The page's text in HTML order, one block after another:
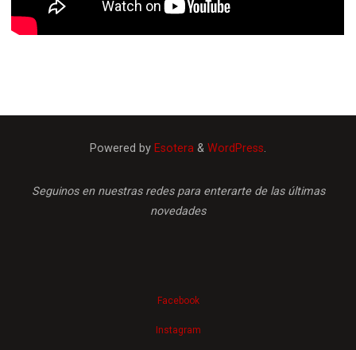
Powered by Esotera & WordPress.
Seguinos en nuestras redes para enterarte de las últimas
novedades
Facebook
Instagram